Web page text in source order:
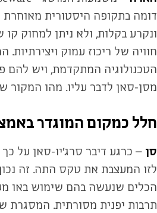
דומה בתקופה היסטורית מאוחרת
ונקרע בקלות, ולא ניתן למחוק
הטכנולוגיה המתקדמת, ויש להם
מסן-סאן לדבר עליו. מהו
חלל כמקום המוגדר
סן – כרגע דיבר סרג'יו-סאן על
לזו המעצבת את טקס התה. זה
הכלים שנעשה בהם שימוש באו
תרבות יפנית מסורתית. המסגרת